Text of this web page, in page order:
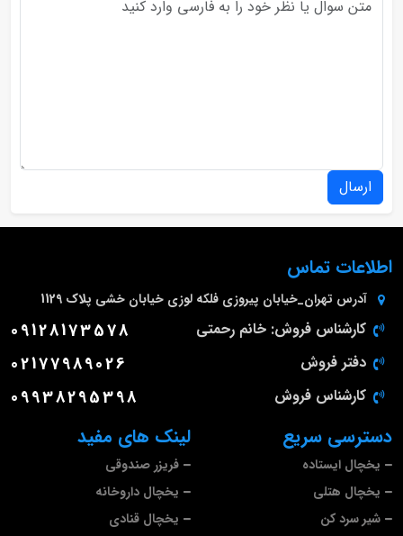
ارسال
لینک های مفید
فریزر صندوقی
یخچال داروخانه
یخچال قنادی
دسترسی سریع
یخچال ایستاده
یخچال هتلی
شیر سرد کن
اطلاعات تماس
آدرس تهران_خیابان پیروزی فلکه لوزی خیابان خشی پلاک 1129
کارشناس فروش: خانم رحمتی 09128173578
دفتر فروش 02177989026
کارشناس فروش 09938295398